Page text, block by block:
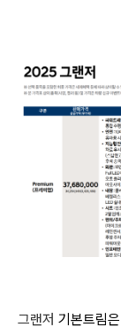
그랜저 기본트림은